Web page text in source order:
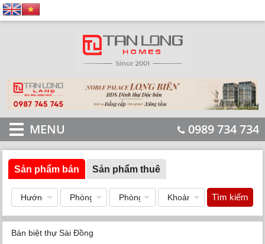
MENU 0989 734 734
Sản phẩm bán Sản phẩm thuê
Tìm kiếm
Bán biệt thự Sài Đồng